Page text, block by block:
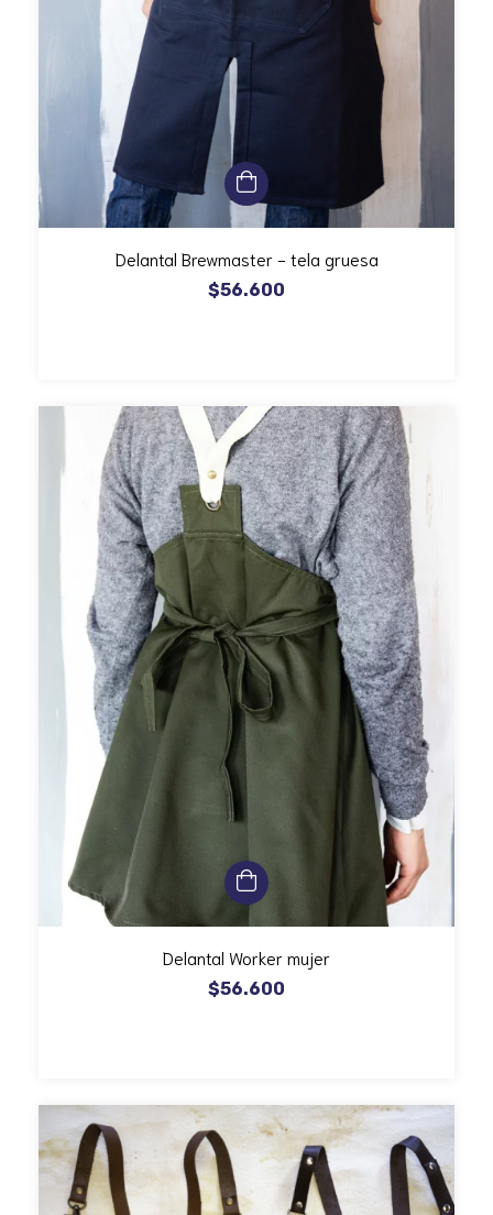
Delantal Brewmaster - tela gruesa
$56.600
Delantal Worker mujer
$56.600